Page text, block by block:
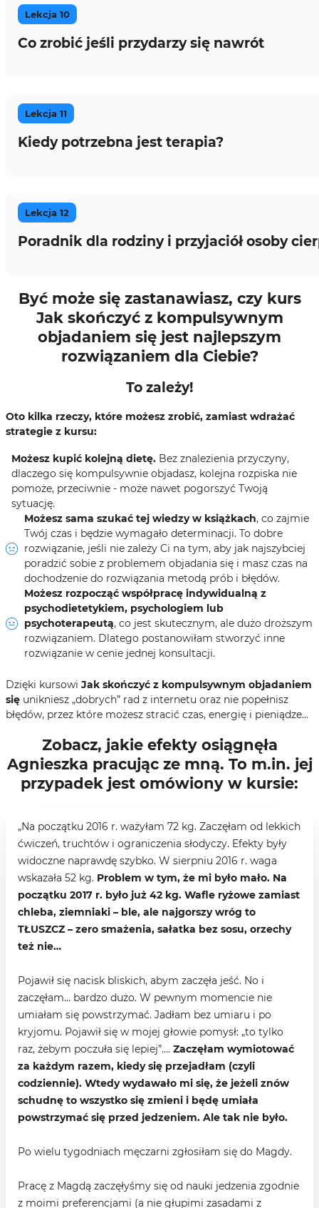
Lekcja 10
Co zrobić jeśli przydarzy się nawrót
Lekcja 11
Kiedy potrzebna jest terapia?
Lekcja 12
Poradnik dla rodziny i przyjaciół osoby
Być może się zastanawiasz, czy kurs
Jak skończyć z kompulsywnym
objadaniem się jest najlepszym
rozwiązaniem dla Ciebie?
To zależy!
Oto kilka rzeczy, które możesz zrobić, zamiast wdrażać
strategie z kursu:
Możesz kupić kolejną dietę. Bez znalezienia przyczyny,
dlaczego się kompulsywnie objadasz, kolejna rozpiska nie
pomoże, przeciwnie - może nawet pogorszyć Twoją
sytuację.
Możesz sama szukać tej wiedzy w książkach, co zajmie
Twój czas i będzie wymagało determinacji. To dobre
rozwiązanie, jeśli nie zależy Ci na tym, aby jak najszybciej
poradzić sobie z problemem objadania się i masz czas na
dochodzenie do rozwiązania metodą prób i błędów.
Możesz rozpocząć współpracę indywidualną z
psychodietetykiem, psychologiem lub
psychoterapeutą, co jest skutecznym, ale dużo droższym
rozwiązaniem. Dlatego postanowiłam stworzyć inne
rozwiązanie w cenie jednej konsultacji.
Dzięki kursowi Jak skończyć z kompulsywnym objadaniem
się unikniesz „dobrych” rad z internetu oraz nie popełnisz
błędów, przez które możesz stracić czas, energię i pieniądze...
Zobacz, jakie efekty osiągnęła
Agnieszka pracując ze mną. To m.in. jej
przypadek jest omówiony w kursie:
„Na początku 2016 r. ważyłam 72 kg. Zaczęłam od lekkich
ćwiczeń, truchtów i ograniczenia słodyczy. Efekty były
widoczne naprawdę szybko. W sierpniu 2016 r. waga
wskazała 52 kg. Problem w tym, że mi było mało. Na
początku 2017 r. było już 42 kg. Wafle ryżowe zamiast
chleba, ziemniaki – ble, ale najgorszy wróg to
TŁUSZCZ – zero smażenia, sałatka bez sosu, orzechy
też nie…
Pojawił się nacisk bliskich, abym zaczęła jeść. No i
zaczęłam… bardzo dużo. W pewnym momencie nie
umiałam się powstrzymać. Jadłam bez umiaru i po
kryjomu. Pojawił się w mojej głowie pomysł: „to tylko
raz, żebym poczuła się lepiej”…. Zaczęłam wymiotować
za każdym razem, kiedy się przejadłam (czyli
codziennie). Wtedy wydawało mi się, że jeżeli znów
schudnę to wszystko się zmieni i będę umiała
powstrzymać się przed jedzeniem. Ale tak nie było.
Po wielu tygodniach męczarni zgłosiłam się do Magdy.
Pracę z Magdą zaczęłyśmy się od nauki jedzenia zgodnie
z moimi preferencjami (a nie głupimi zasadami z